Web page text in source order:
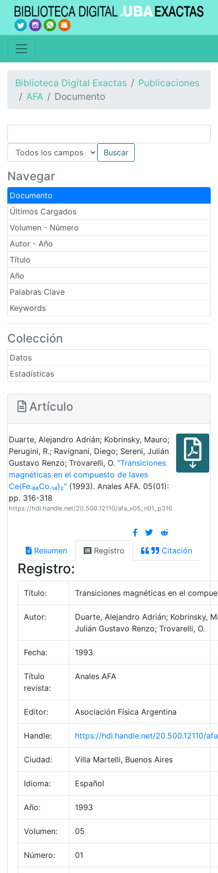
Biblioteca Digital Exactas
Publicaciones
AFA
Documento
Navegar
Documento
Últimos Cargados
Volumen - Número
Autor - Año
Título
Año
Palabras Clave
Keywords
Colección
Datos
Estadísticas
Artículo
Duarte, Alejandro Adrián; Kobrinsky, Mauro;
Perugini, R.; Ravignani, Diego; Sereni, Julián
Gustavo Renzo; Trovarelli, O. "Transiciones
magnéticas en el compuesto de laves
Ce(Fe.₈₆Co.₁₄)₂" (1993). Anales AFA. 05(01):
pp. 316-318
https://hdl.handle.net/20.500.12110/afa_v05_n01_p316
Resumen Registro Citación
Registro:
Título: Transiciones magnéticas en el
Autor:
Duarte, Alejandro Adrián; Kobrinsky,
Julián Gustavo Renzo; Trovarelli, O.
Fecha: 1993
Título
revista:
Anales AFA
Editor: Asociación Física Argentina
Handle: https://hdl.handle.net/20.500.12110/
Ciudad: Villa Martelli, Buenos Aires
Idioma: Español
Año: 1993
Volumen: 05
Número: 01